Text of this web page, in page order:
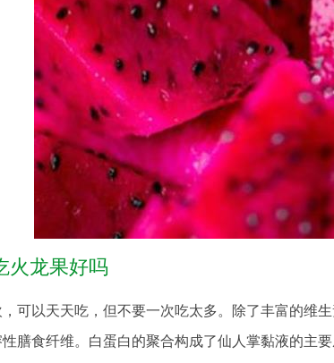
火龙果好吗
可以天天吃，但不要一次吃太多。除了丰富的维
膳食纤维。白蛋白的聚合构成了仙人掌黏液的主